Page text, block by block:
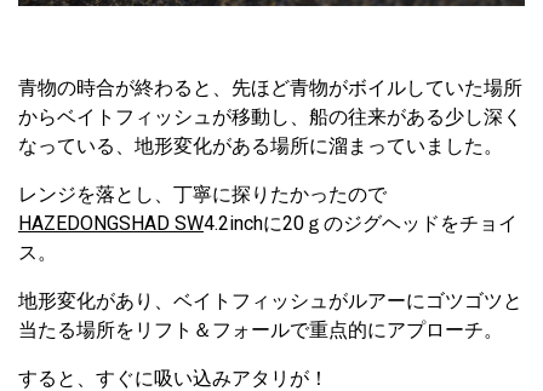
青物の時合が終わると、先ほど青物がボイルしていた場所
からベイトフィッシュが移動し、船の往来がある少し深く
なっている、地形変化がある場所に溜まっていました。
レンジを落とし、丁寧に探りたかったので
HAZEDONGSHAD SW4.2inchに20ｇのジグヘッドをチョイ
ス。
地形変化があり、ベイトフィッシュがルアーにゴツゴツと
当たる場所をリフト＆フォールで重点的にアプローチ。
すると、すぐに吸い込みアタリが！